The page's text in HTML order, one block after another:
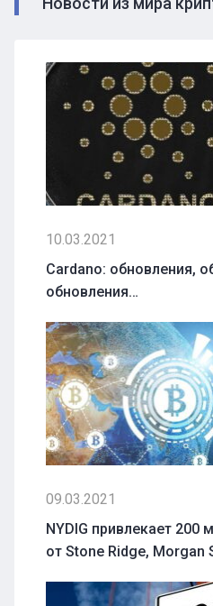
10.03.2021
Cardano: обновления,
обновления…
09.03.2021
NYDIG привлекает 200
от Stone Ridge, Morgan